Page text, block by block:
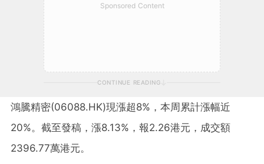
Sponsored Content
CONTINUE READING
鴻騰精密(06088.HK)現漲超8%，本周累計漲幅近
20%。截至發稿，漲8.13%，報2.26港元，成交額
2396.77萬港元。